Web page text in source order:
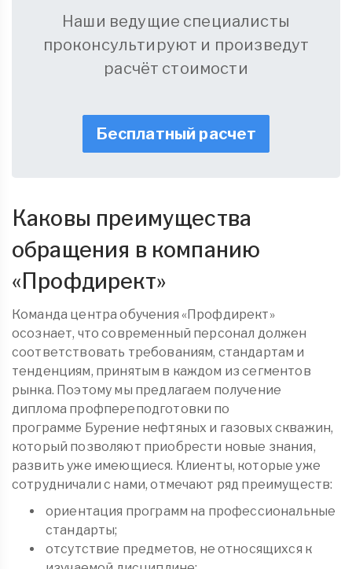
Наши ведущие специалисты
проконсультируют и произведут
расчёт стоимости
Бесплатный расчет
Каковы преимущества
обращения в компанию
«Профдирект»
Команда центра обучения «Профдирект»
осознает, что современный персонал должен
соответствовать требованиям, стандартам и
тенденциям, принятым в каждом из сегментов
рынка. Поэтому мы предлагаем получение
диплома профпереподготовки по
программе Бурение нефтяных и газовых скважин,
который позволяют приобрести новые знания,
развить уже имеющиеся. Клиенты, которые уже
сотрудничали с нами, отмечают ряд преимуществ:
ориентация программ на профессиональные
стандарты;
отсутствие предметов, не относящихся к